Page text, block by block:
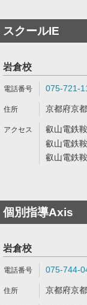
スクールIE
岩倉校
075-721-
京都府京
叡山電鉄
叡山電鉄
叡山電鉄
個別指導Axis
岩倉校
075-744-
京都府京